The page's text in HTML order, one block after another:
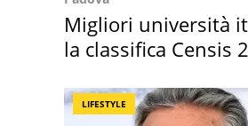
Migliori università
la classifica Censis
LIFESTYLE